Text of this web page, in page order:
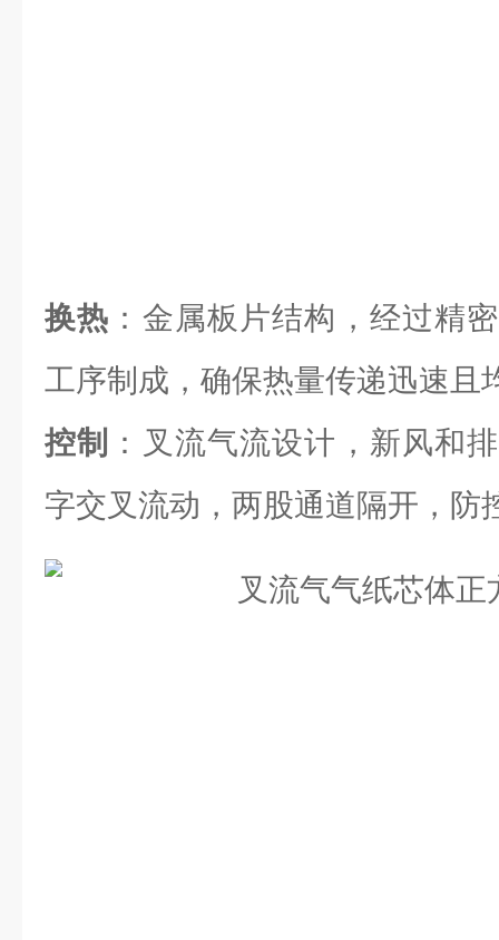
换热 ：金属板片结构，经过精
工序制成，确保热量传递迅速且
控制
：叉流气流设计，新风和
字交叉流动，两股通道隔开，防